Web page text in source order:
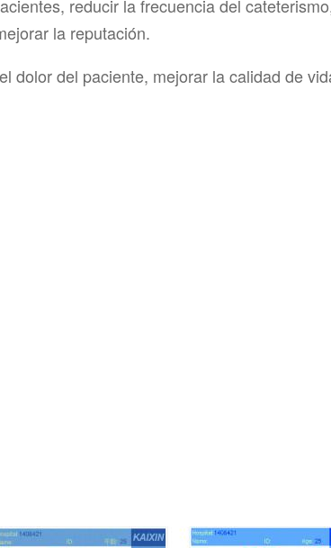
reducir la frecuencia del
la reputación.
dolor del paciente, mejorar la calidad de